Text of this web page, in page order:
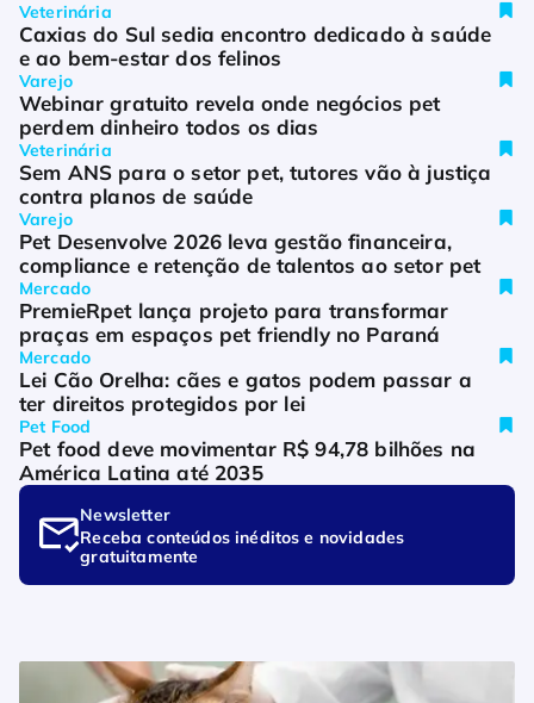
Veterinária
Caxias do Sul sedia encontro dedicado à saúde
e ao bem-estar dos felinos
Varejo
Webinar gratuito revela onde negócios pet
perdem dinheiro todos os dias
Veterinária
Sem ANS para o setor pet, tutores vão à justiça
contra planos de saúde
Varejo
Pet Desenvolve 2026 leva gestão financeira,
compliance e retenção de talentos ao setor pet
Mercado
PremieRpet lança projeto para transformar
praças em espaços pet friendly no Paraná
Mercado
Lei Cão Orelha: cães e gatos podem passar a
ter direitos protegidos por lei
Pet Food
Pet food deve movimentar R$ 94,78 bilhões na
América Latina até 2035
Newsletter
Receba conteúdos inéditos e novidades
gratuitamente